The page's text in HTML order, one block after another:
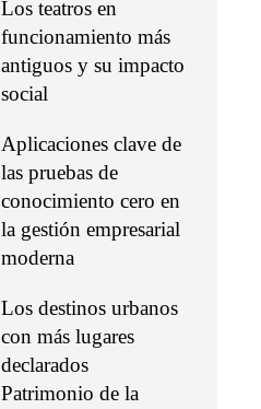
Los teatros en
funcionamiento más
antiguos y su impacto
social
Aplicaciones clave de
las pruebas de
conocimiento cero en
la gestión empresarial
moderna
Los destinos urbanos
con más lugares
declarados
Patrimonio de la